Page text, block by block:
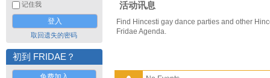
记住我
取回遗失的密码
初到 FRIDAE？
活动讯息
Find Hincesti gay dance parties and other
Fridae Agenda.